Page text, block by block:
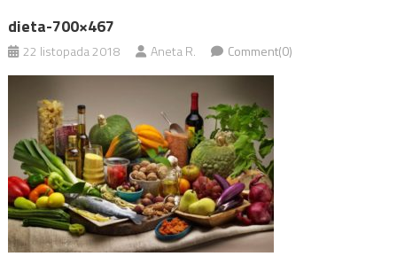
dieta-700×467
22 listopada 2018 Aneta R. Comment(0)